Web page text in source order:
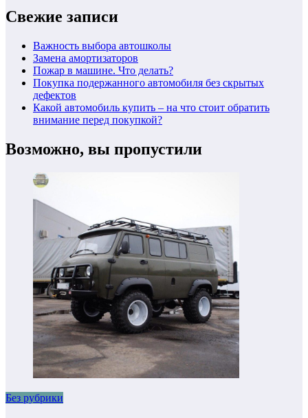
Свежие записи
Важность выбора автошколы
Замена амортизаторов
Пожар в машине. Что делать?
Покупка подержанного автомобиля без скрытых
дефектов
Какой автомобиль купить – на что стоит обратить
внимание перед покупкой?
Возможно, вы пропустили
Без рубрики